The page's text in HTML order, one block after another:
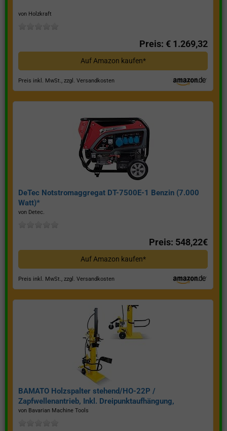
von Holzkraft
Preis: € 1.269,32
Auf Amazon kaufen*
Preis inkl. MwSt., zzgl. Versandkosten
DeTec Notstromaggregat DT-7500E-1 Benzin (7.000
Watt)*
von Detec.
Preis: 548,22€
Auf Amazon kaufen*
Preis inkl. MwSt., zzgl. Versandkosten
BAMATO Holzspalter stehend/HO-22P /
Zapfwellenantrieb, Inkl. Dreipunktaufhängung,
Spaltkraft 22 Tonnen*
von Bavarian Machine Tools